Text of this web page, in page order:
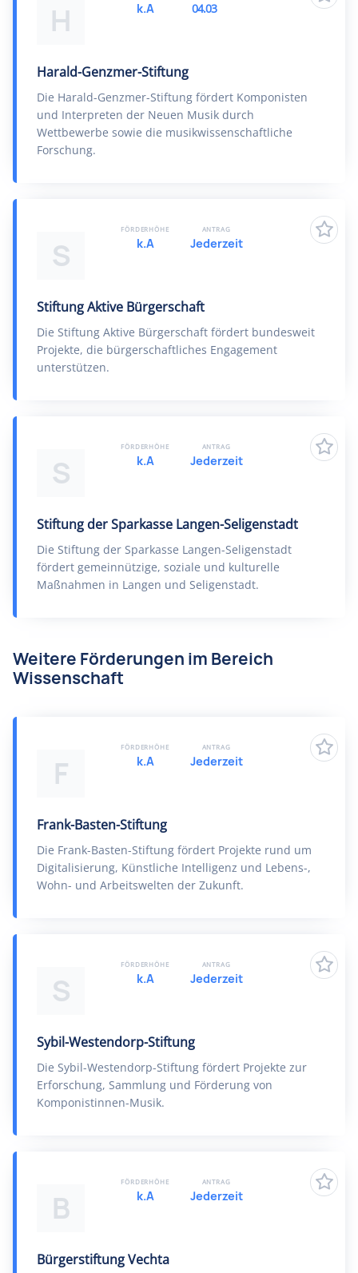
H
Harald-Genzmer-Stiftung
Die Harald-Genzmer-Stiftung fördert Komponisten
und Interpreten der Neuen Musik durch
Wettbewerbe sowie die musikwissenschaftliche
Forschung.
k.A 04.03
S
Stiftung Aktive Bürgerschaft
Die Stiftung Aktive Bürgerschaft fördert bundesweit
Projekte, die bürgerschaftliches Engagement
unterstützen.
FÖRDERHÖHE
k.A
ANTRAG
Jederzeit
S
Stiftung der Sparkasse Langen-Seligenstadt
Die Stiftung der Sparkasse Langen-Seligenstadt
fördert gemeinnützige, soziale und kulturelle
Maßnahmen in Langen und Seligenstadt.
FÖRDERHÖHE
k.A
ANTRAG
Jederzeit
Weitere Förderungen im Bereich
Wissenschaft
F
Frank-Basten-Stiftung
Die Frank-Basten-Stiftung fördert Projekte rund um
Digitalisierung, Künstliche Intelligenz und Lebens-,
Wohn- und Arbeitswelten der Zukunft.
FÖRDERHÖHE
k.A
ANTRAG
Jederzeit
S
Sybil-Westendorp-Stiftung
Die Sybil-Westendorp-Stiftung fördert Projekte zur
Erforschung, Sammlung und Förderung von
Komponistinnen-Musik.
FÖRDERHÖHE
k.A
ANTRAG
Jederzeit
B
Bürgerstiftung Vechta
FÖRDERHÖHE
k.A
ANTRAG
Jederzeit